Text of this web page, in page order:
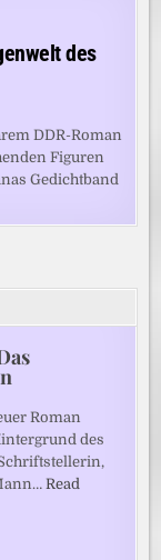
des
DDR-Roman
Figuren
Gedichtband
Roman
des
Read